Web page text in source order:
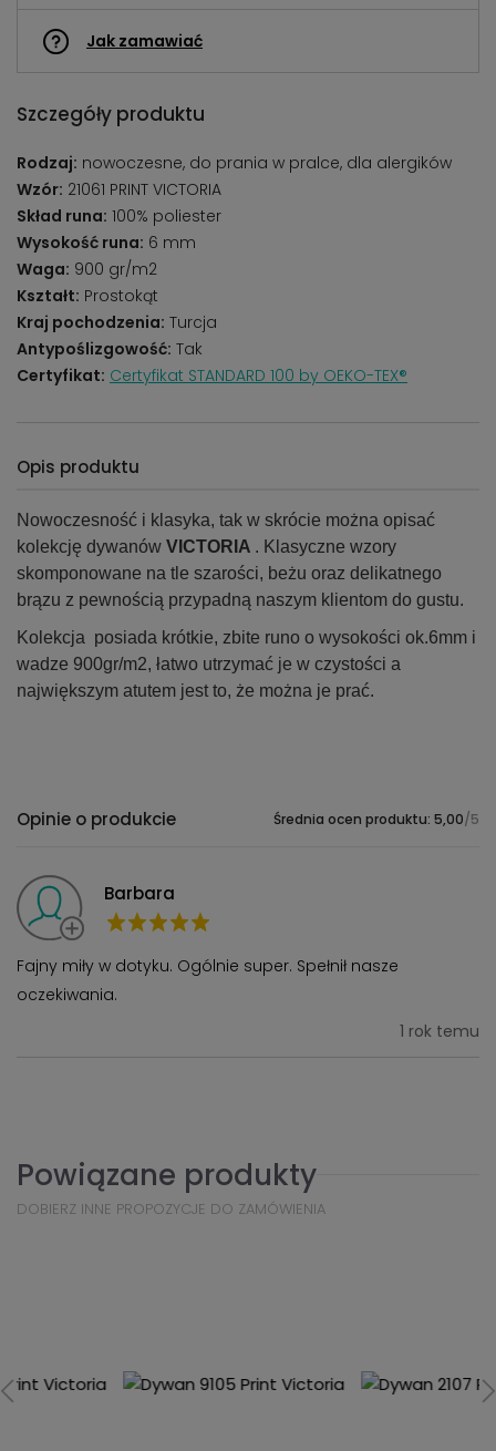
Jak zamawiać
Szczegóły produktu
Rodzaj: nowoczesne, do prania w pralce, dla alergików
Wzór: 21061 PRINT VICTORIA
Skład runa: 100% poliester
Wysokość runa: 6 mm
Waga: 900 gr/m2
Kształt: Prostokąt
Kraj pochodzenia: Turcja
Antypoślizgowość: Tak
Certyfikat: Certyfikat STANDARD 100 by OEKO-TEX®
Opis produktu
Nowoczesność i klasyka, tak w skrócie można opisać
kolekcję dywanów VICTORIA . Klasyczne wzory
skomponowane na tle szarości, beżu oraz delikatnego
brązu z pewnością przypadną naszym klientom do gustu.
Kolekcja posiada krótkie, zbite runo o wysokości ok.6mm i
wadze 900gr/m2, łatwo utrzymać je w czystości a
największym atutem jest to, że można je prać.
Opinie o produkcie Średnia ocen produktu: 5,00/5
Barbara
Fajny miły w dotyku. Ogólnie super. Spełnił nasze
oczekiwania.
1 rok temu
Powiązane produkty
DOBIERZ INNE PROPOZYCJE DO ZAMÓWIENIA